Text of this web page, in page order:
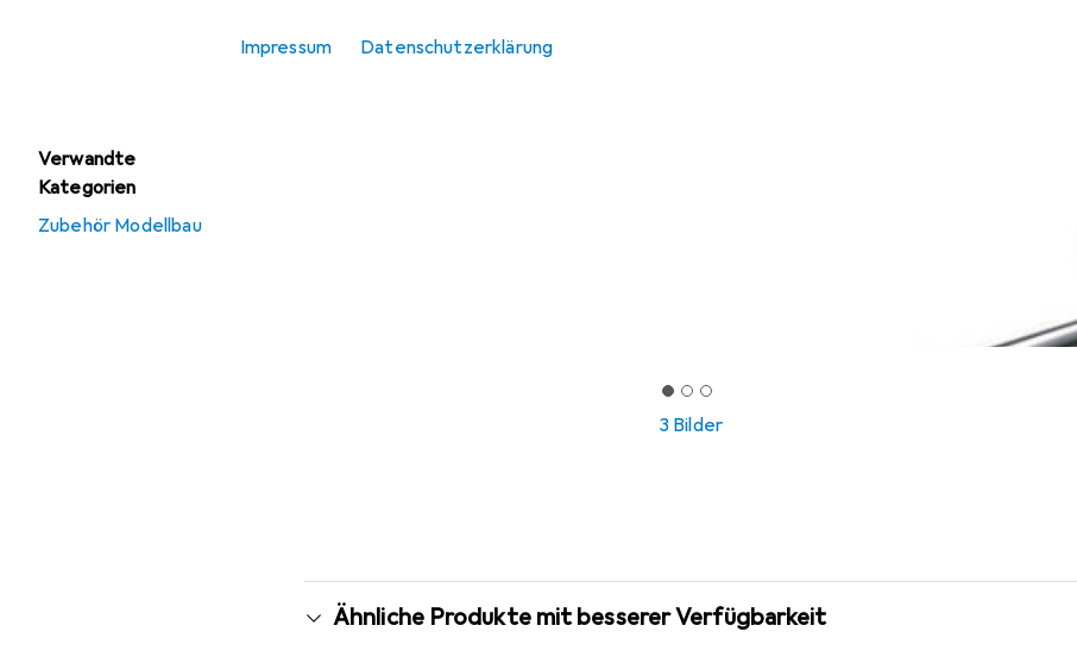
Impressum Datenschutzerklärung
Verwandte
Kategorien
Zubehör Modellbau
3 Bilder
Ähnliche Produkte mit besserer Verfügbarkeit